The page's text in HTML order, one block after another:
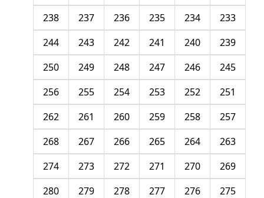
233
234
235
236
237
238
239
240
241
242
243
244
245
246
247
248
249
250
251
252
253
254
255
256
257
258
259
260
261
262
263
264
265
266
267
268
269
270
271
272
273
274
275
276
277
278
279
280